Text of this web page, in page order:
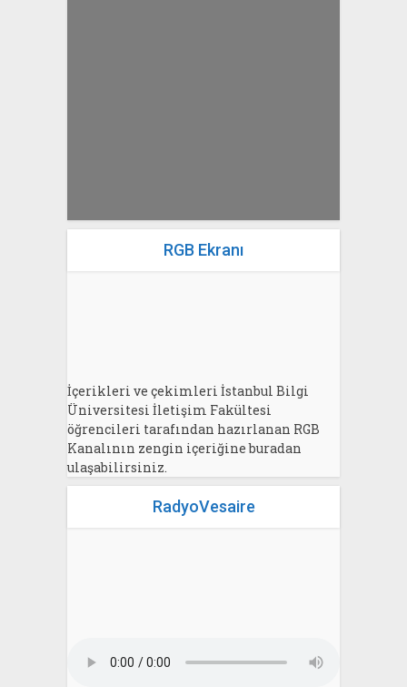
RGB Ekranı
İçerikleri ve çekimleri İstanbul Bilgi
Üniversitesi İletişim Fakültesi
öğrencileri tarafından hazırlanan RGB
Kanalının zengin içeriğine buradan
ulaşabilirsiniz.
RadyoVesaire